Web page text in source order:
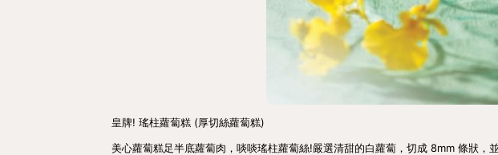
皇牌! 瑤柱蘿蔔糕 (厚切絲蘿蔔糕)
美心蘿蔔糕足半底蘿蔔肉，啖啖瑤柱蘿蔔絲!嚴選清甜的白蘿蔔，切成 8mm 條狀